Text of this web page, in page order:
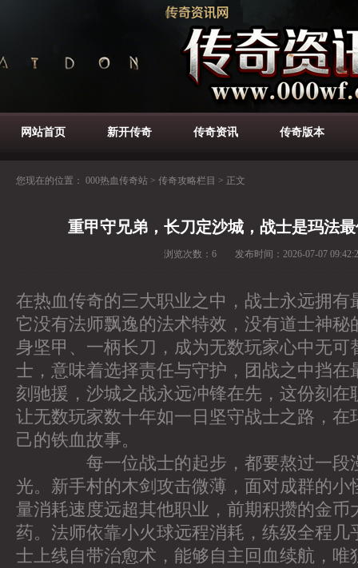
网站首页 新开传奇 传奇资讯 传奇版本
您现在的位置： 000热血传奇站 > 传奇攻略栏目 > 正文
重甲守兄弟，长刀定沙城，战士是玛法
浏览次数： 6 发布时间： 2026-07-07
在热血传奇的三大职业之中，战士永远拥有
它没有法师飘逸的法术特效，没有道士神秘
身坚甲、一柄长刀，成为无数玩家心中无可
士，意味着选择责任与守护，团战之中挡在
刻驰援，沙城之战永远冲锋在先，这份刻在
让无数玩家数十年如一日坚守战士之路，在
己的铁血故事。
每一位战士的起步，都要熬过一段漫
光。新手村的木剑攻击微薄，面对成群的小
量消耗速度远超其他职业，前期积攒的金币
药。法师依靠小火球远程消耗，练级全程几
士上线自带治愈术，能够自主回血续航，唯